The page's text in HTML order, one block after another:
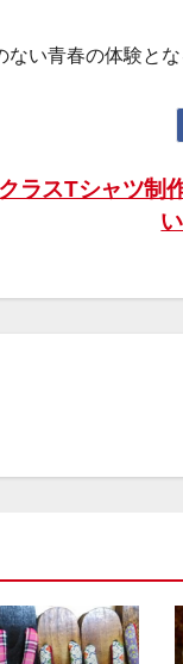
い青春の体験とな
クラスTシャツ制